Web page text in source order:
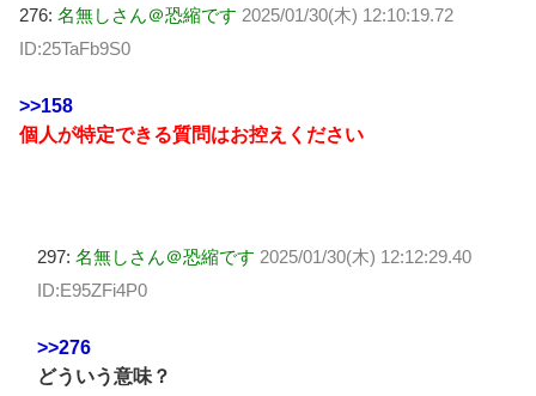
276: 名無しさん＠恐縮です 2025/01/30(木) 12:10:19.72
ID:25TaFb9S0
>>158
個人が特定できる質問はお控えください
297: 名無しさん＠恐縮です 2025/01/30(木) 12:12:29.40
ID:E95ZFi4P0
>>276
どういう意味？